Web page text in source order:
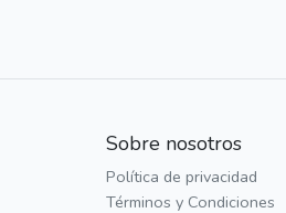
Sobre nosotros
Política de privacidad
Términos y Condiciones